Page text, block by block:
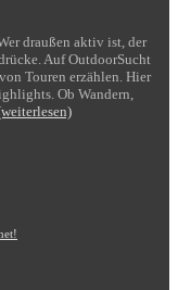
draußen aktiv ist, der
Auf OutdoorSucht
Touren erzählen. Hier
Ob Wandern,